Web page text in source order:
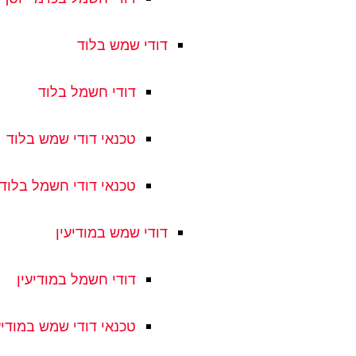
דודי שמש בלוד
דודי חשמל בלוד
טכנאי דודי שמש בלוד
טכנאי דודי חשמל בלוד
דודי שמש במודיעין
דודי חשמל במודיעין
טכנאי דודי שמש